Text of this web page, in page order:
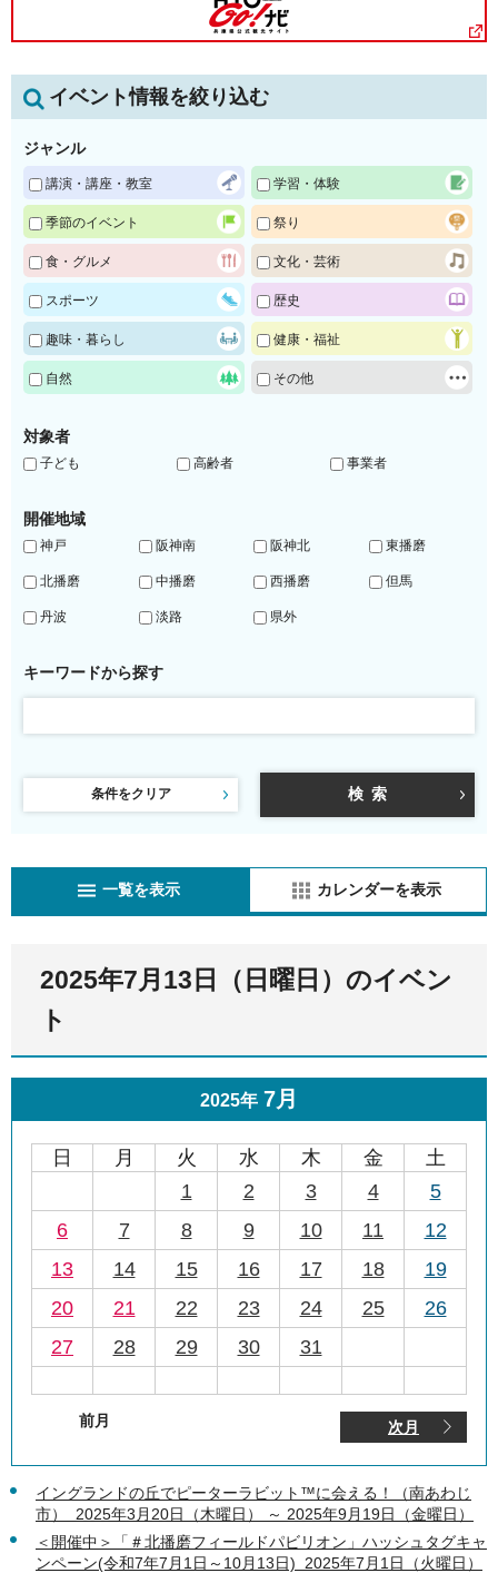
イベント情報を絞り込む
ジャンル
講演・講座・教室 学習・体験
季節のイベント 祭り
食・グルメ 文化・芸術
スポーツ 歴史
趣味・暮らし 健康・福祉
自然 その他
対象者
子ども 高齢者 事業者
開催地域
神戸 阪神南 阪神北 東播磨
北播磨 中播磨 西播磨 但馬
丹波 淡路 県外
キーワードから探す
条件をクリア
一覧を表示 カレンダーを表示
2025年7月13日（日曜日）のイベン
ト
2025年 7月
日 月 火 水 木 金
土
1
2 3 4
5
6
7 8 9 10 11
12
13
14 15 16 17 18
19
20
21 22 23 24 25
26
27
28 29 30 31
前月 次月
イングランドの丘でピーターラビット™に会える！（南あわじ
市） 2025年3月20日（木曜日） ～ 2025年9月19日（金曜日）
＜開催中＞「＃北播磨フィールドパビリオン」ハッシュタグキャ
ンペーン(令和7年7月1日～10月13日) 2025年7月1日（火曜日）